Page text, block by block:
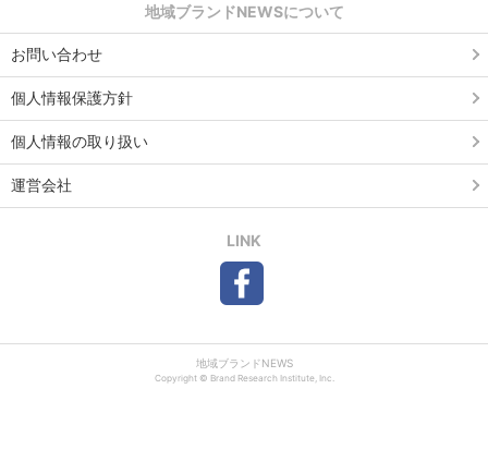
地域ブランドNEWSについて
お問い合わせ
個人情報保護方針
個人情報の取り扱い
運営会社
LINK
地域ブランドNEWS
Copyright © Brand Research Institute, Inc.